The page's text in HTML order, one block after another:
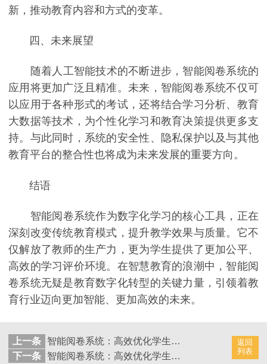
新，推动教育内容和方式的变革。
四、未来展望
随着人工智能技术的不断进步，智能阅卷系统的
应用将更加广泛且精准。未来，智能阅卷系统不仅可
以应用于各种形式的考试，还将结合学习分析、教育
大数据等技术，为个性化学习和教育决策提供更多支
持。与此同时，系统的安全性、隐私保护以及与其他
教育平台的整合性也将成为未来发展的重要方向。
结语
智能阅卷系统作为数字化学习的核心工具，正在
深刻改变传统教育模式，提升教学效果与质量。它不
仅解放了教师的生产力，更为学生提供了更加公平、
高效的学习评价环境。在智慧教育的浪潮中，智能阅
卷系统无疑是教育数字化转型的关键力量，引领着教
育行业迈向更加智能、更加高效的未来。
返回
列表
上一条
智能阅卷系统：高效优化学生成绩
下一条
智能阅卷系统：高效优化学生评分